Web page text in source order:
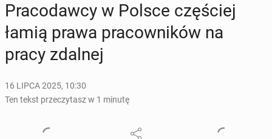
Pra­co­daw­cy w Polsce czę­ściej
łamią prawa pra­cow­ni­ków na
pracy zdalnej
16 LIPCA 2025, 10:30
Ten tekst przeczytasz w 1 minutę